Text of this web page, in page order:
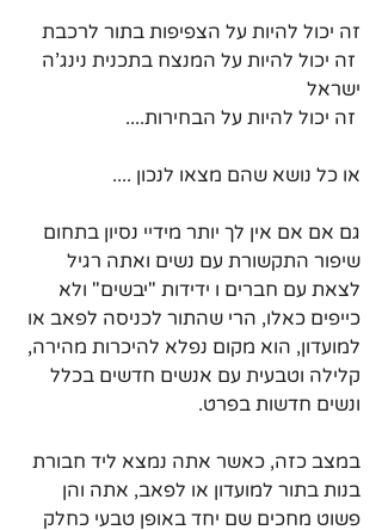
זה יכול להיות על הצפיפות בתור לרכבת
זה יכול להיות על המנצח בתכנית נינג'ה
ישראל
או כל נושא שהם מצאו לנכון ....
גם אם אם אין לך יותר מידיי נסיון בתחום
שיפור התקשורת עם נשים ואתה רגיל
לצאת עם חברים ו ידידות "יבשים" ולא
כייפים כאלו, הרי שהתור לכניסה לפאב או
למועדון, הוא מקום נפלא להיכרות מהירה,
קלילה וטבעית עם אנשים חדשים בכלל
ונשים חדשות בפרט.
במצב כזה, כאשר אתה נמצא ליד חבורת
בנות בתור למועדון או לפאב, אתה והן
פשוט מחכים שם יחד באופן טבעי כחלק